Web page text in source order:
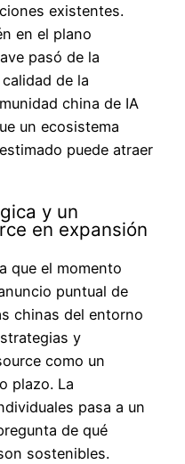
existentes.
en el plano
pasó de la
de la
china de IA
un ecosistema
puede atraer
y un
en expansión
que el momento
puntual de
chinas del entorno
y
como un
plazo. La
pasa a un
de qué
sostenibles.